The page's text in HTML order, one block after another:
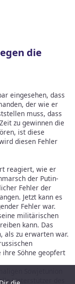
die
eingesehen, dass
der wie er
muss, dass
zu gewinnen die
ist diese
diesen Fehler
reagiert, wie er
der Putin-
Fehler der
Jetzt kann es
Fehler war.
militärischen
kann. Das
als zu erwarten war.
Söhne geopfert
Unterstützer des